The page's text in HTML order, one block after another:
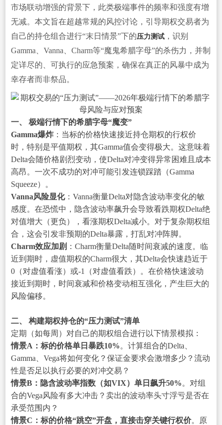
市场联动增强的背景下，此类极端事件的频率和强度有增
无减。本文旨在超越常规的风控讨论，引导期权交易者为
自己的持仓组合进行“末日情景”下的压力测试，识别
Gamma、Vanna、Charm等“魔鬼希腊字母”的杀伤力，并制
定详尽的、可执行的应急预案，确保在真正的风暴中成为
幸存者而非祭品。
一、 极端行情下的希腊字母“魔变”
Gamma爆炸：当标的价格快速接近持仓期权的行权价
时，特别是平值期权，其Gamma值会变得极大。这意味着
Delta会随价格剧烈变动，使Delta对冲变得异常困难且成本
高昂。一次不成功的对冲可能引发连锁踩踏（Gamma
Squeeze）。
Vanna风险显化：Vanna衡量Delta对隐含波动率变化的敏
感度。在恐慌中，隐含波动率飙升会导致看跌期权Delta绝
对值增大（更负），看涨期权Delta减小。对于复杂期权组
合，这会引发非预期的Delta暴露，打乱对冲阵脚。
Charm效应加剧 ：Charm衡量Delta随时间衰减的速度。临
近到期时，虚值期权的Charm很大，其Delta会快速趋近于
0（对虚值看涨）或-1（对虚值看跌）。在价格快速波动
接近到期时，时间衰减和价格变动相互强化，产生巨大的
风险偏移。
二、 构建期权持仓的“压力测试”清单
定期（如每周）对自己的期权组合进行以下情景模拟：
情景A：标的价格单日暴跌10%。计算组合的Delta、
Gamma、Vega将如何变化？保证金要求会激增多少？流动
性是否足以执行必要的对冲交易？
情景B：隐含波动率指数（如VIX）单日飙升50%。对组
合的Vega风险有多大冲击？卖出的波动率头寸浮亏是否在
承受范围内？
情景C：标的价格“跳空”开盘，直接击穿关键行权价。原